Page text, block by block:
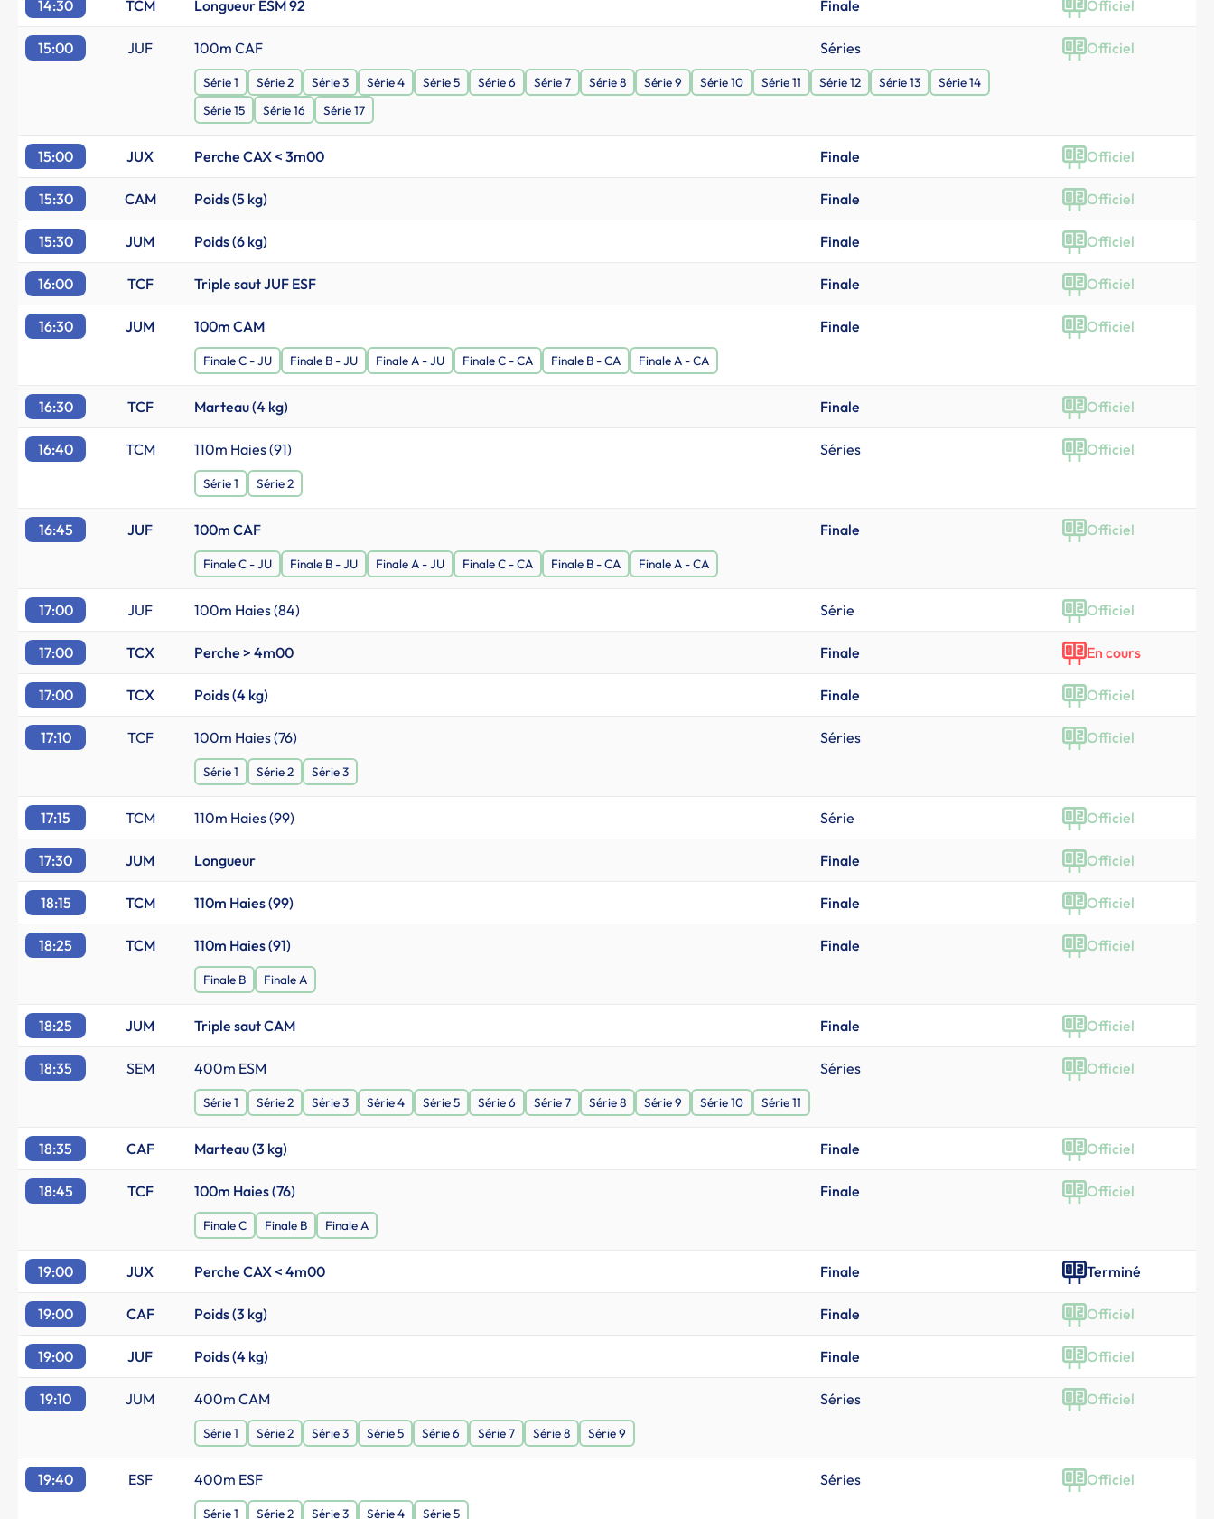
14:30 TCM Longueur ESM 92 Finale Officiel
15:00 JUF 100m CAF Séries Officiel
Série 1 Série 2 Série 3 Série 4 Série 5 Série 6 Série 7 Série 8 Série 9 Série 10 Série 11 Série 12 Série 13
Série 14
Série 15
Série 16 Série 17
15:00 JUX Perche CAX < 3m00 Finale Officiel
15:30 CAM Poids (5 kg) Finale Officiel
15:30 JUM Poids (6 kg) Finale Officiel
16:00 TCF Triple saut JUF ESF Finale Officiel
16:30 JUM 100m CAM Finale Officiel
Finale C - JU Finale B - JU Finale A - JU Finale C - CA Finale B - CA Finale A - CA
16:30 TCF Marteau (4 kg) Finale Officiel
16:40 TCM 110m Haies (91) Séries Officiel
Série 1 Série 2
16:45 JUF 100m CAF Finale Officiel
Finale C - JU Finale B - JU Finale A - JU Finale C - CA Finale B - CA Finale A - CA
17:00 JUF 100m Haies (84) Série Officiel
17:00 TCX Perche > 4m00 Finale En cours
17:00 TCX Poids (4 kg) Finale Officiel
17:10 TCF 100m Haies (76) Séries Officiel
Série 1 Série 2 Série 3
17:15 TCM 110m Haies (99) Série Officiel
17:30 JUM Longueur Finale Officiel
18:15 TCM 110m Haies (99) Finale Officiel
18:25 TCM 110m Haies (91) Finale Officiel
Finale B Finale A
18:25 JUM Triple saut CAM Finale Officiel
18:35 SEM 400m ESM Séries Officiel
Série 1 Série 2 Série 3 Série 4 Série 5 Série 6 Série 7 Série 8 Série 9 Série 10 Série 11
18:35 CAF Marteau (3 kg) Finale Officiel
18:45 TCF 100m Haies (76) Finale Officiel
Finale C Finale B Finale A
19:00 JUX Perche CAX < 4m00 Finale Terminé
19:00 CAF Poids (3 kg) Finale Officiel
19:00 JUF Poids (4 kg) Finale Officiel
19:10 JUM 400m CAM Séries Officiel
Série 1 Série 2 Série 3 Série 5 Série 6 Série 7 Série 8 Série 9
19:40 ESF 400m ESF Séries Officiel
Série 1 Série 2 Série 3 Série 4 Série 5